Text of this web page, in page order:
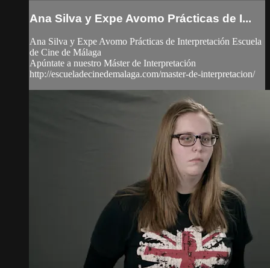
Ana Silva y Expe Avomo Prácticas de I...
Ana Silva y Expe Avomo Prácticas de Interpretación Escuela
de Cine de Málaga
Apúntate a nuestro Máster de Interpretación
http://escueladecinedemalaga.com/master-de-interpretacion/